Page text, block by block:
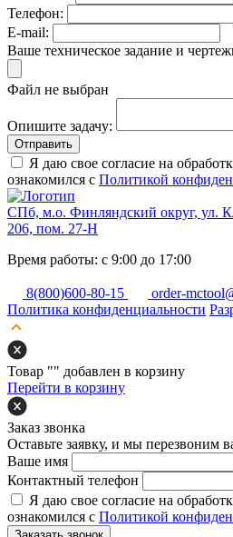
Телефон:
E-mail:
Ваше техническое задание и
Файл не выбран
Опишите задачу:
Отправить
Я даю свое согласие на
ознакомился с Политикой
СПб, м.о. Финляндский округ, ул.
206, пом. 27-Н
Время работы: с 9:00 до 17:00
8(800)600-80-15
order-
Политика конфиденциальности
Товар "" добавлен в корзину
Перейти в корзину
Заказ звонка
Оставьте заявку, и мы перезвоним
Ваше имя
Контактный телефон
Я даю свое согласие на
ознакомился с Политикой